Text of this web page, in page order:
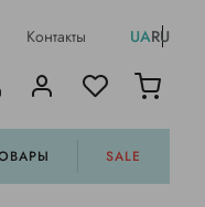
Контакты UARU
SALE